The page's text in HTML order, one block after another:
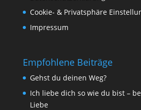
Cookie- & Privatsphäre
Impressum
Empfohlene Beiträge
Gehst du deinen Weg?
Ich liebe dich so wie du bist –
Liebe